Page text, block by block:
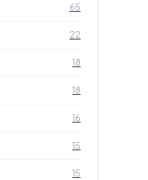
65
22
18
18
16
15
15